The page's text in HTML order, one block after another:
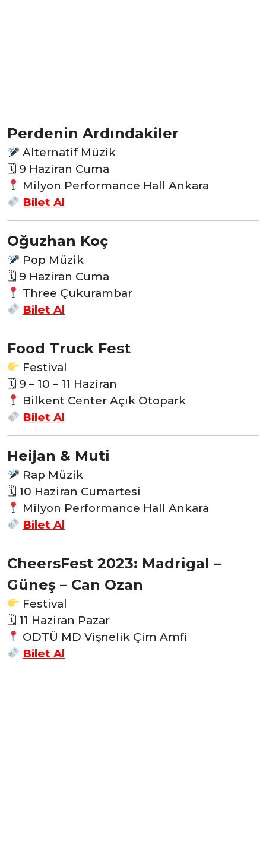
Perdenin Ardındakiler
Alternatif Müzik
🗓 9 Haziran Cuma
Milyon Performance Hall Ankara
Bilet Al
Oğuzhan Koç
Pop Müzik
🗓 9 Haziran Cuma
Three Çukurambar
Bilet Al
Food Truck Fest
Festival
🗓 9 – 10 – 11 Haziran
Bilkent Center Açık Otopark
Bilet Al
Heijan & Muti
Rap Müzik
🗓 10 Haziran Cumartesi
Milyon Performance Hall Ankara
Bilet Al
CheersFest 2023: Madrigal –
Güneş – Can Ozan
Festival
🗓 11 Haziran Pazar
ODTÜ MD Vişnelik Çim Amfi
Bilet Al